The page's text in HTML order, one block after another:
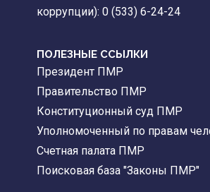
коррупции): 0 (533) 6-24-24
ПОЛЕЗНЫЕ ССЫЛКИ
Президент ПМР
Правительство ПМР
Конституционный суд ПМР
Уполномоченный по правам
Счетная палата ПМР
Поисковая база "Законы ПМР"